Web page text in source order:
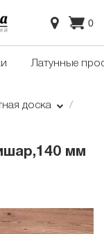
0
Латунные
доска
мм